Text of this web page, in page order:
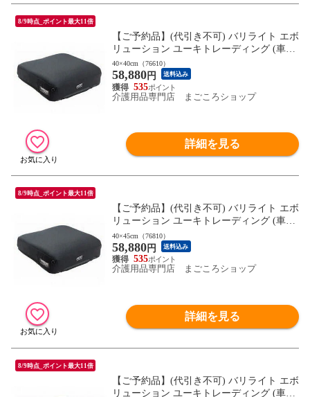
8/9時点_ポイント最大11倍
【ご予約品】(代引き不可) バリライト エボ
リューション ユーキトレーディング (車椅
子用クッション 自動膨張エアクッション
エアークッション) 介護用品
40×40cm（76610）
58,880円 送料込み
535
介護用品専門店 まごころショップ
詳細を見る
8/9時点_ポイント最大11倍
【ご予約品】(代引き不可) バリライト エボ
リューション ユーキトレーディング (車椅
子用クッション 自動膨張エアクッション
エアークッション) 介護用品
40×45cm（76810）
58,880円 送料込み
535
介護用品専門店 まごころショップ
詳細を見る
8/9時点_ポイント最大11倍
【ご予約品】(代引き不可) バリライト エボ
リューション ユーキトレーディング (車椅